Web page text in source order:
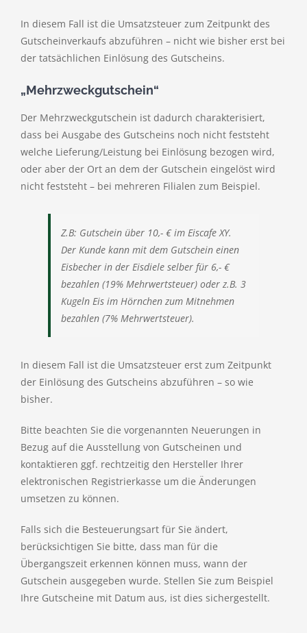
In diesem Fall ist die Umsatzsteuer zum Zeitpunkt des
Gutscheinverkaufs abzuführen – nicht wie bisher erst bei
der tatsächlichen Einlösung des Gutscheins.
„Mehrzweckgutschein“
Der Mehrzweckgutschein ist dadurch charakterisiert,
dass bei Ausgabe des Gutscheins noch nicht feststeht
welche Lieferung/Leistung bei Einlösung bezogen wird,
oder aber der Ort an dem der Gutschein eingelöst wird
nicht feststeht – bei mehreren Filialen zum Beispiel.
Z.B: Gutschein über 10,- € im Eiscafe XY.
Der Kunde kann mit dem Gutschein einen
Eisbecher in der Eisdiele selber für 6,- €
bezahlen (19% Mehrwertsteuer) oder z.B. 3
Kugeln Eis im Hörnchen zum Mitnehmen
bezahlen (7% Mehrwertsteuer).
In diesem Fall ist die Umsatzsteuer erst zum Zeitpunkt
der Einlösung des Gutscheins abzuführen – so wie
bisher.
Bitte beachten Sie die vorgenannten Neuerungen in
Bezug auf die Ausstellung von Gutscheinen und
kontaktieren ggf. rechtzeitig den Hersteller Ihrer
elektronischen Registrierkasse um die Änderungen
umsetzen zu können.
Falls sich die Besteuerungsart für Sie ändert,
berücksichtigen Sie bitte, dass man für die
Übergangszeit erkennen können muss, wann der
Gutschein ausgegeben wurde. Stellen Sie zum Beispiel
Ihre Gutscheine mit Datum aus, ist dies sichergestellt.